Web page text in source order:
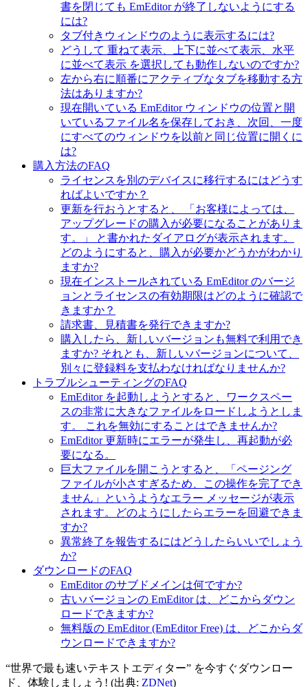
書を閉じても EmEditor が終了しないようにする
には?
タブ付きウィンドウのように表示するには?
どうして 重ねて表示、上下に並べて表示、水平
に並べて表示 を選択しても動作しないのですか?
左から右に順番にアクティブなタブを移動する方
法はありますか?
現在開いている EmEditor ウィンドウの位置と開
いているファイル名を保存しておき、次回、一度
にすべてのウィンドウを以前と同じ位置に開くに
は?
購入方法のFAQ
ライセンスを別のデバイスに移行するにはどうす
ればよいですか？
更新を行おうとすると、 「お客様によっては、
アップグレードの購入が必要になることがありま
す。」 と書かれたダイアログが表示されます。
どのようにすると、購入が必要かどうかがわかり
ますか?
現在インストールされている EmEditor のバージ
ョンとライセンスの有効期限はどのように確認で
きますか？
請求書、見積書を発行できますか?
購入したら、新しいバージョンも無料で利用でき
ますか? それとも、新しいバージョンについて、
別々に登録料を支払わなければなりませんか?
トラブルシューティングのFAQ
EmEditor を起動しようとすると、ワークスペー
スの非常に大きなファイルをロードしようとしま
す。 これを無効にすることはできませんか?
EmEditor 更新時にエラーが発生し、再起動が必
要になる。
巨大ファイルを開こうとすると、「ページング
ファイルが小さすぎるため、この操作を完了でき
ません」というようなエラー メッセージが表示
されます。どのようにしたらエラーを回避できま
すか?
異常終了を報告するにはどうしたらいいでしょう
か?
ダウンロードのFAQ
EmEditor のサブドメインは何ですか?
古いバージョンの EmEditor は、どこからダウン
ロードできますか?
無料版の EmEditor (EmEditor Free) は、どこからダ
ウンロードできますか?
“世界で最も速いテキストエディター” を今すぐダウンロー
ド、体験しましょう! (出典: ZDNet)